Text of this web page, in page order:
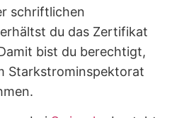
schriftlichen
du das Zertifikat
bist du berechtigt,
Starkstrominspektorat